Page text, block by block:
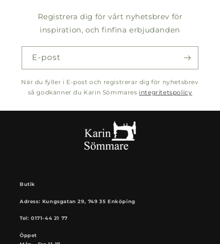
Registrera dig för vårt nyhetsbrev för
inspiration, och finfina erbjudanden
E-post
När du fyller i E-post och registrerar dig för nyhetsbrev
så godkänner du Karin Sömmares integritetspolicy
Butik
Adress: Kungsgatan 29, 749 35 Enköping
Tel: 0171-44 21 77
Öppet